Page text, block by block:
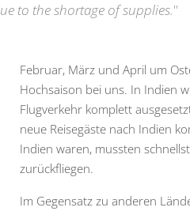
to the shortage of supplies."
Februar, März und April um
Hochsaison bei uns. In Indien
Flugverkehr komplett
neue Reisegäste nach Indien
Indien waren, mussten
zurückfliegen.
Im Gegensatz zu anderen